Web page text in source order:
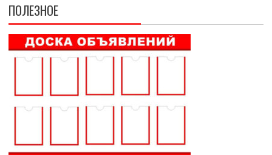
ПОЛЕЗНОЕ